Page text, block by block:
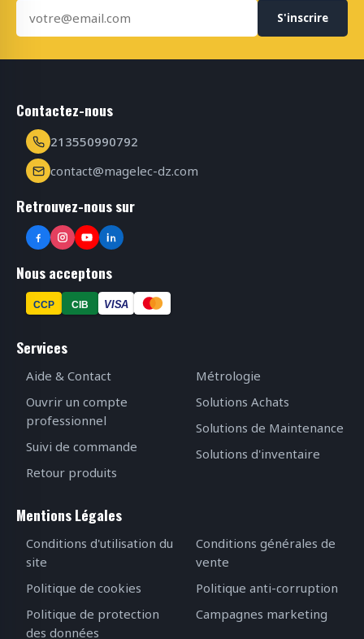
S'inscrire
Contactez-nous
213550990792
contact@magelec-dz.com
Retrouvez-nous sur
Nous acceptons
CCP CIB VISA
Services
Aide & Contact
Ouvrir un compte
professionnel
Suivi de commande
Retour produits
Métrologie
Solutions Achats
Solutions de Maintenance
Solutions d'inventaire
Mentions Légales
Conditions d'utilisation du
site
Politique de cookies
Politique de protection
des données
Conditions générales de
vente
Politique anti-corruption
Campagnes marketing